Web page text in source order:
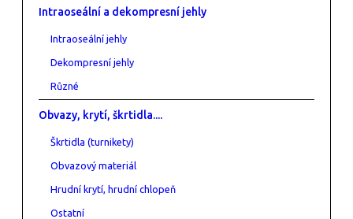
Intraoseální a dekompresní jehly
Intraoseální jehly
Dekompresní jehly
Různé
Obvazy, krytí, škrtidla....
Škrtidla (turnikety)
Obvazový materiál
Hrudní krytí, hrudní chlopeň
Ostatní